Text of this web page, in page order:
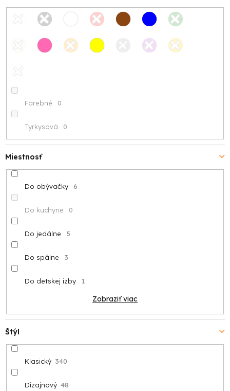
Farebné 0
Tyrkysová 0
Miestnosť
Do obývačky 6
Do kuchyne 0
Do jedálne 5
Do spálne 3
Do detskej izby 1
Zobraziť viac
Štýl
Klasický 340
Dizajnový 48